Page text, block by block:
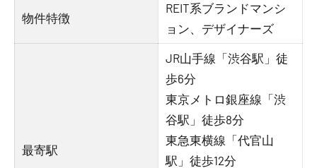
物件特徴
REIT系ブランドマンシ
ョン、デザイナーズ
最寄駅
JR山手線「渋谷駅」徒
歩6分
東京メトロ銀座線「渋
谷駅」徒歩8分
東急東横線「代官山
駅」徒歩12分